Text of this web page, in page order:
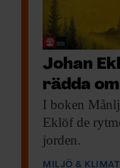
Johan
rädda
I boken
Eklöf de
jorden.
MILJÖ & KLIMAT